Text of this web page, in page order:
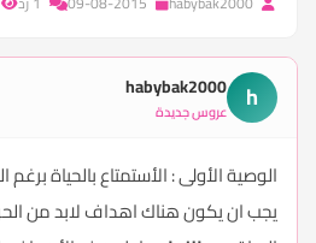
h
habybak2000
عروس جديدة
الوصية الأولى : الأستمتاع بالحياة
يجب ان يكون هناك اهداف لابد من